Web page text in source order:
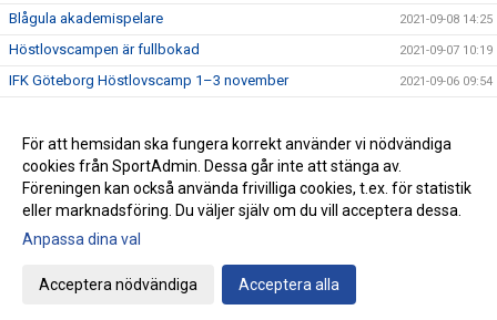
Blågula akademispelare 2021-09-08 14:25
Höstlovscampen är fullbokad 2021-09-07 10:19
IFK Göteborg Höstlovscamp 1–3 november 2021-09-06 09:54
IFK Göteborg Sommarcamp 2–4 augusti 2021-06-27 18:47
Öppen extraträning i augusti och september 2021-06-27 18:35
Gå till Webbversion
För att hemsidan ska fungera korrekt använder vi nödvändiga
cookies från SportAdmin. Dessa går inte att stänga av.
Föreningen kan också använda frivilliga cookies, t.ex. för statistik
eller marknadsföring. Du väljer själv om du vill acceptera dessa.
Anpassa dina val
Acceptera nödvändiga Acceptera alla